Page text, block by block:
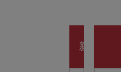
开
新